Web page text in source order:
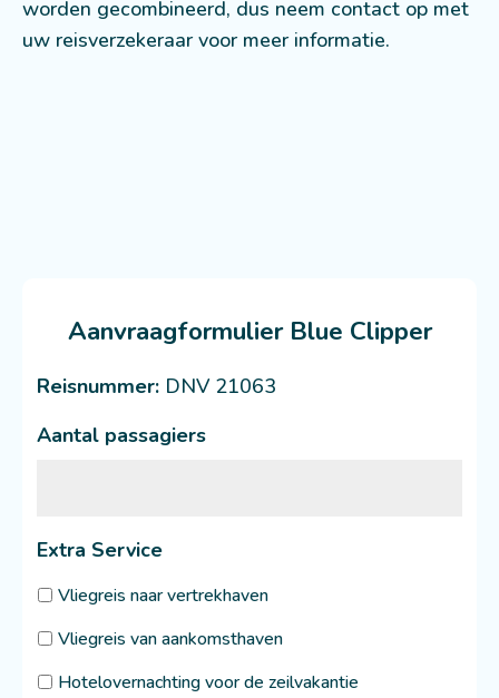
worden gecombineerd, dus neem contact op met
uw reisverzekeraar voor meer informatie.
Aanvraagformulier Blue Clipper
Reisnummer: DNV 21063
Aantal passagiers
Extra Service
Vliegreis naar vertrekhaven
Vliegreis van aankomsthaven
Hotelovernachting voor de zeilvakantie